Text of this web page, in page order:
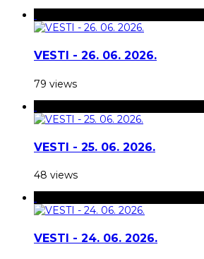
VESTI - 26. 06. 2026.
79 views
VESTI - 25. 06. 2026.
48 views
VESTI - 24. 06. 2026.